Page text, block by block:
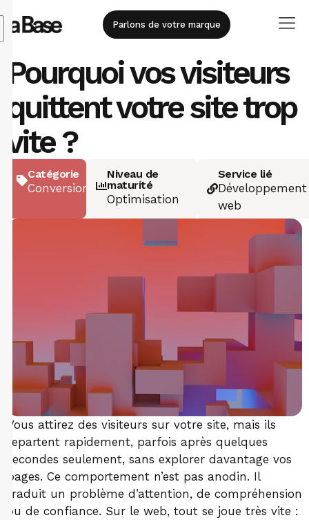
Parlons de votre marque
Pourquoi vos visiteurs
quittent votre site trop
vite ?
Catégorie
Conversion
Niveau de
maturité
Optimisation
Service lié
Développement
web
Vous attirez des visiteurs sur votre site, mais ils
repartent rapidement, parfois après quelques
secondes seulement, sans explorer davantage vos
pages. Ce comportement n’est pas anodin. Il
traduit un problème d’attention, de compréhension
ou de confiance. Sur le web, tout se joue très vite :